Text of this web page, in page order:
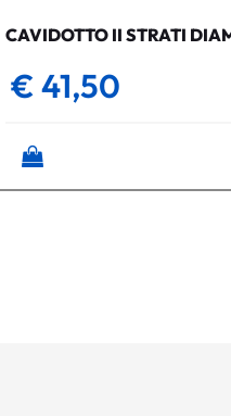
CAVIDOTTO II STRATI
€ 41,50
Quantità